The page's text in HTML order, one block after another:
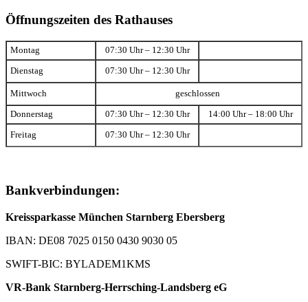
Öffnungszeiten des Rathauses
Montag 07:30 Uhr – 12:30 Uhr
Dienstag 07:30 Uhr – 12:30 Uhr
Mittwoch geschlossen
Donnerstag 07:30 Uhr – 12:30 Uhr 14:00 Uhr – 18:00 Uhr
Freitag 07:30 Uhr – 12:30 Uhr
Bankverbindungen:
Kreissparkasse München Starnberg Ebersberg
IBAN: DE08 7025 0150 0430 9030 05
SWIFT-BIC: BYLADEM1KMS
VR-Bank Starnberg-Herrsching-Landsberg eG